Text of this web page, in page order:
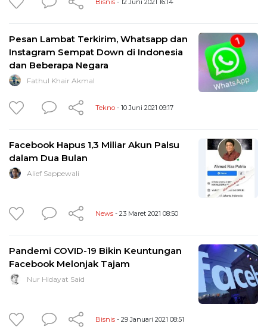
Bisnis - 12 Juni 2021 16:14
Pesan Lambat Terkirim, Whatsapp dan
Instagram Sempat Down di Indonesia
dan Beberapa Negara
Fathul Khair Akmal
Tekno - 10 Juni 2021 09:17
Facebook Hapus 1,3 Miliar Akun Palsu
dalam Dua Bulan
Alief Sappewali
News - 23 Maret 2021 08:50
Pandemi COVID-19 Bikin Keuntungan
Facebook Melonjak Tajam
Nur Hidayat Said
Bisnis - 29 Januari 2021 08:51